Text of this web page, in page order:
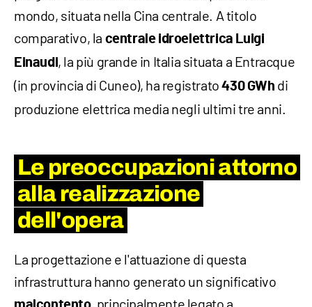
mondo, situata nella Cina centrale. A titolo
comparativo, la centrale idroelettrica Luigi
Einaudi, la più grande in Italia situata a Entracque
(in provincia di Cuneo), ha registrato430 GWh di
produzione elettrica media negli ultimi tre anni.
Le preoccupazioni attorno
alla realizzazione
dell'opera
La progettazione e l'attuazione di questa
infrastruttura hanno generato un significativo
, principalmente legato a